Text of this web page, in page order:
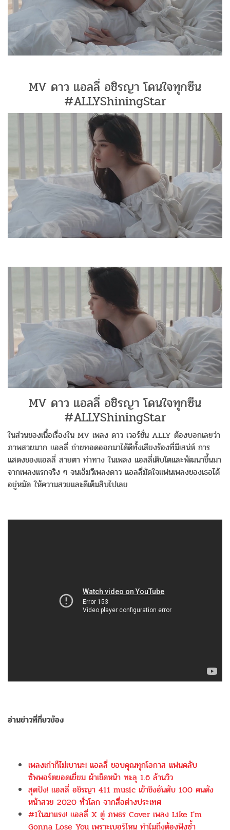
MV ดาว แอลลี่ อชิรญา โดนใจทุกซีน
#ALLYShiningStar
MV ดาว แอลลี่ อชิรญา โดนใจทุกซีน
#ALLYShiningStar
ในส่วนของเนื้อเรื่องใน MV เพลง ดาว เวอร์ชั่น ALLY ต้องบอกเลยว่า
ภาพสวยมาก แอลลี่ ถ่ายทอดออกมาได้ดีทั้งเสียงร้องที่มีเสน่ห์ การ
แสดงของแอลลี่ สายตา ท่าทาง ในเพลง แอลลี่เติบโตและพัฒนาขึ้นมา
จากเพลงแรกจริง ๆ จนเอ็มวีเพลงดาว แอลลี่มัดใจแฟนเพลงของเธอได้
อยู่หมัด ให้ความสวยและดีเต็มสิบไปเลย
อ่านข่าวที่กี่ยวข้อง
เพลงเก่าก็ไม่เบานะ! แอลลี่ ขอบคุณทุกโอกาส แฟนคลับ
ซัพพอร์ตยอดเยี่ยม ผ้าเช็ดหน้า ทะลุ 1.6 ล้านวิว
สุดปัง! แอลลี่ อชิรญา 411 music เข้าชิงอันดับ 100 คนดัง
หน้าสวย 2020 ทั่วโลก จากสื่อต่างประเทศ
#1ในมาแรง! แอลลี่ X ตู่ ภพธร Cover เพลง Like I'm
Gonna Lose You เพราะเบอร์ไหน ทำไมถึงต้องฟังซ้ำ